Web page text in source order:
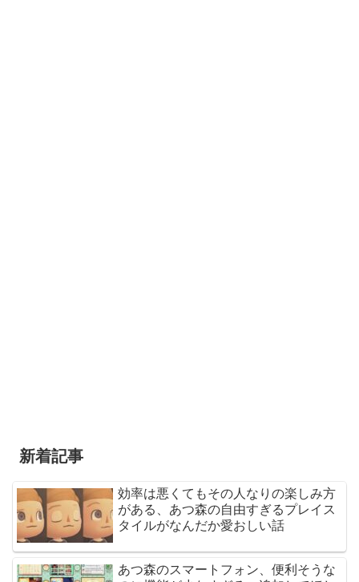
新着記事
効率は悪くてもその人なりの楽しみ方
がある、あつ森の自由すぎるプレイス
タイルがなんだか愛おしい話
あつ森のスマートフォン、便利そうな